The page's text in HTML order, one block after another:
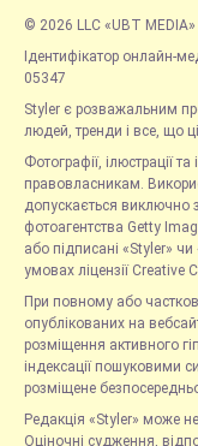
© 2026 LLC «UBT MEDIA»
Ідентифікатор онлайн-
05347
Styler є розважальним
людей, тренди і все, що
Фотографії, ілюстрації
правовласникам.
допускається виключно
фотоагентства Getty
або підписані «Styler»
умовах ліцензії
При повному або
опублікованих на
розміщення активного
індексації пошуковими
розміщене
Редакція «Styler» може
Оціночні судження,